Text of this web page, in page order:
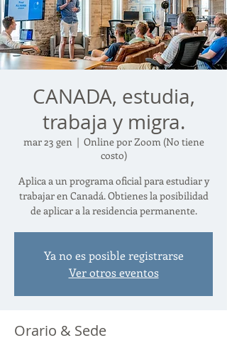
CANADA, estudia,
trabaja y migra.
mar 23 gen
  |
Online por Zoom (No tiene
costo)
Aplica a un programa oficial para estudiar y
trabajar en Canadá. Obtienes la posibilidad
de aplicar a la residencia permanente.
Ya no es posible registrarse
Ver otros eventos
Orario & Sede